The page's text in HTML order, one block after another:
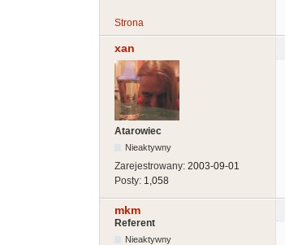
Strona
xan
Atarowiec
Nieaktywny
Zarejestrowany: 2003-09-01
Posty: 1,058
mkm
Referent
Nieaktywny